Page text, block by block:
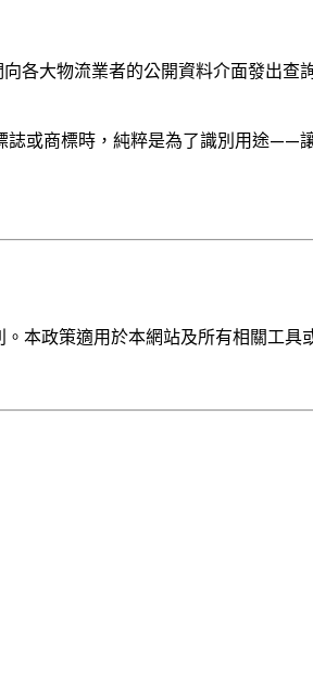
大物流業者的公開資料介面發出查
誌或商標時，純粹是為了識別用途——
本政策適用於本網站及所有相關工具